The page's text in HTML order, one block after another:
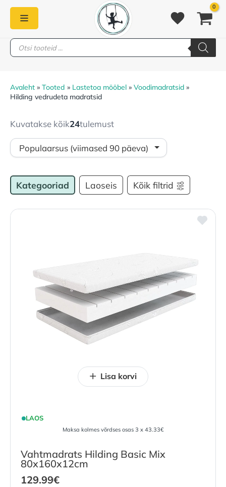
content
Products
search
Avaleht Tooted Lastetoa mööbel
Voodimadratsid
Hilding vedrudeta madratsid
Kuvatakse kõik24tulemust
Kategooriad Laoseis Kõik filtrid
LAOS
Maksa kolmes võrdses osas 3 x 43.33€
Vahtmadrats Hilding Basic Mix
80x160x12cm
129.99€
Lisa korvi